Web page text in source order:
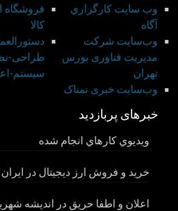
فروشگاه
کالا
طراحی-
سيستم-
وب سايت كارگزاري
آگاه
وب‌سایت شركت
مديريت فناوری بورس
تهران
وب‌سایت خبری نمناک
خبرهای پربازدید
ويديوي كارهاي انجام شده
خريد و فروش ارز ديجيتال در ايران
اعلان و اطفا حريق در انديشه